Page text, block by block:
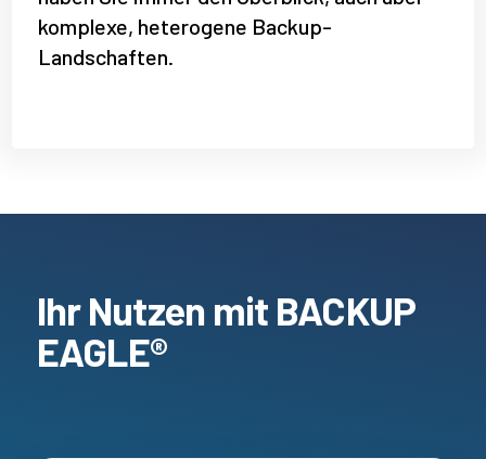
komplexe, heterogene Backup-
Landschaften.
IhrNutzen mit BACKUP
EAGLE®